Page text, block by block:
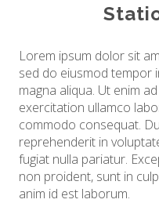
Lorem ipsum dolor sit
sed do eiusmod tempor
magna aliqua. Ut enim
exercitation ullamco
commodo consequat.
reprehenderit in
fugiat nulla pariatur.
non proident, sunt in
anim id est laborum.